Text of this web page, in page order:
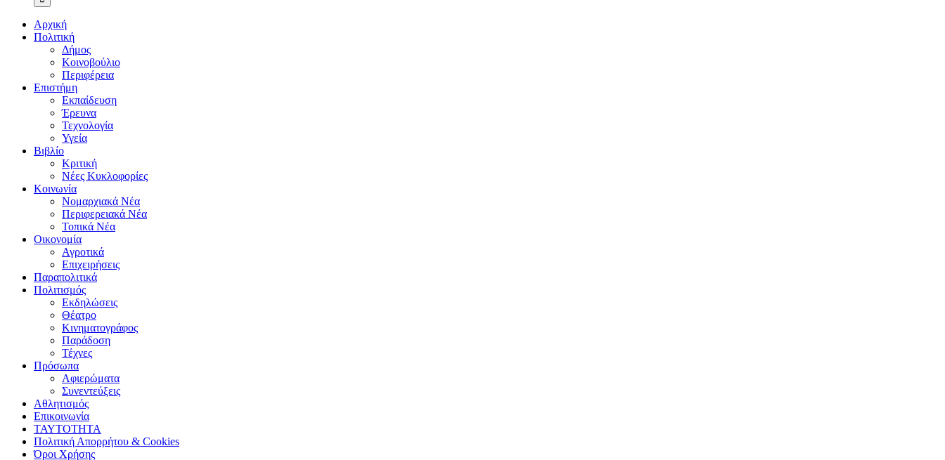
Αρχική
Πολιτική
Δήμος
Κοινοβούλιο
Περιφέρεια
Επιστήμη
Εκπαίδευση
Έρευνα
Τεχνολογία
Υγεία
Βιβλίο
Κριτική
Νέες Κυκλοφορίες
Κοινωνία
Νομαρχιακά Νέα
Περιφερειακά Νέα
Τοπικά Νέα
Οικονομία
Αγροτικά
Επιχειρήσεις
Παραπολιτικά
Πολιτισμός
Εκδηλώσεις
Θέατρο
Κινηματογράφος
Παράδοση
Τέχνες
Πρόσωπα
Αφιερώματα
Συνεντεύξεις
Αθλητισμός
Επικοινωνία
ΤΑΥΤΟΤΗΤΑ
Πολιτική Απορρήτου & Cookies
Όροι Χρήσης